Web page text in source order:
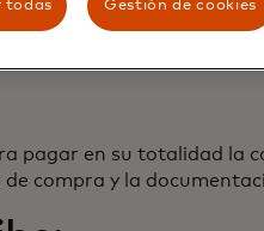
pagar en su totalidad la
compra y la
todas Gestión de cookies